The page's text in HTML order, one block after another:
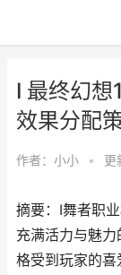
I 最终幻
效果分配
作者： 小小 • 更
摘要：I舞者职
充满活力与魅
格受到玩家的